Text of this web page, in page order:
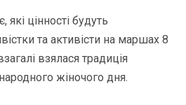
які цінності будуть
та активісти на маршах 8
взялася традиція
жіночого дня.